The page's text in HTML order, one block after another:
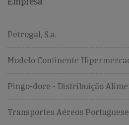
Petrogal, S.a.
Modelo Continente
Pingo-doce - Distribuição
Transportes Aéreos